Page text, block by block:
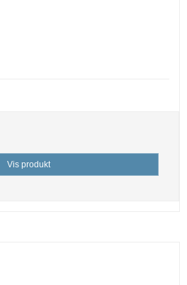
Vis produkt